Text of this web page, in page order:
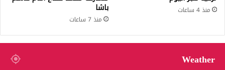
منذ 4 ساعات باشا
منذ 7 ساعات
Weather